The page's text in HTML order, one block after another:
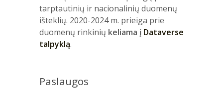
tarptautinių ir nacionalinių duomenų
išteklių. 2020-2024 m. prieiga prie
duomenų rinkinių keliama į Dataverse
talpyklą.
Paslaugos